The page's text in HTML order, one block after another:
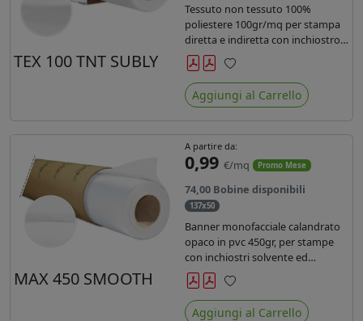
TEX 100 TNT SUBLY
Tessuto non tessuto 100%
poliestere 100gr/mq per stampa
diretta e indiretta con inchiostro
sublimatico, latex e uv.
Preferiti
Aggiungi al Carrello
MAX 450 SMOOTH
A partire da:
0,99 €/mq Promo Mese
74,00 Bobine disponibili
137x50
Banner monofacciale calandrato
opaco in pvc 450gr, per stampe
con inchiostri solvente ed
ecosolvente , uv e latex.
Preferiti
Aggiungi al Carrello